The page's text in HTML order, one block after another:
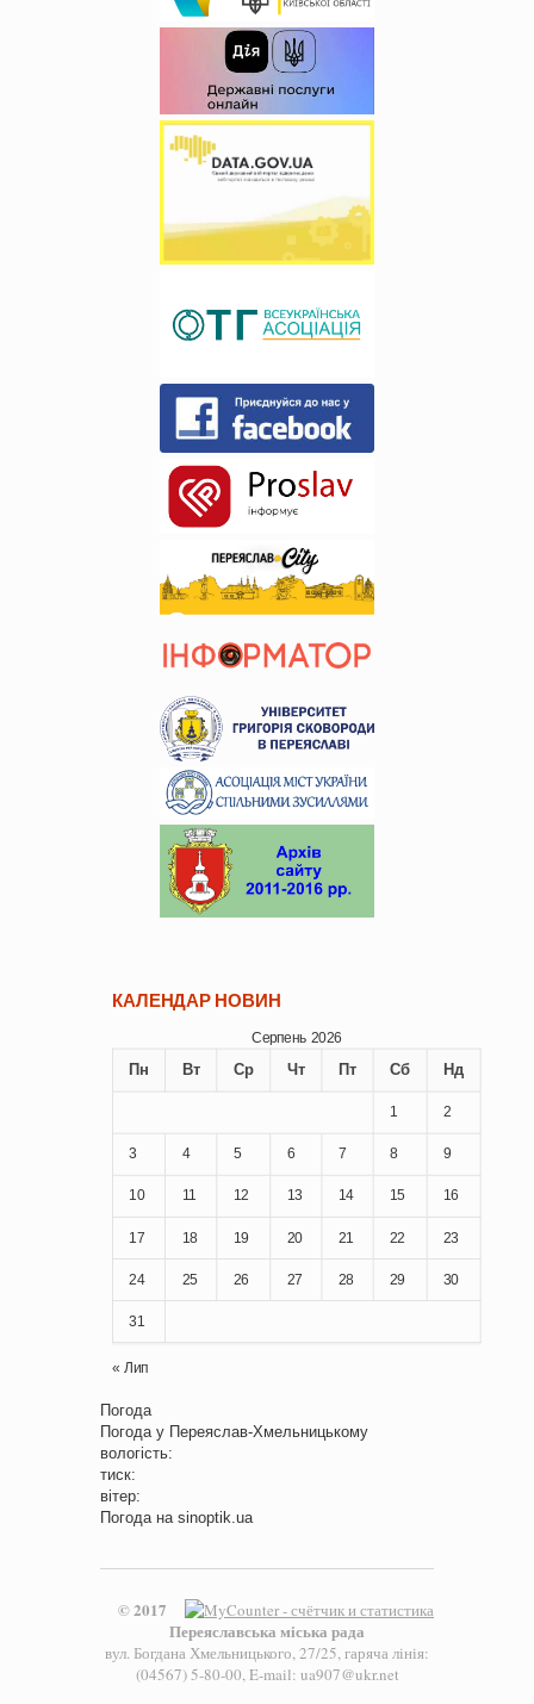
КАЛЕНДАР НОВИН
Серпень 2026
Пн Вт Ср Чт Пт Сб Нд
1 2
3 4 5 6 7 8 9
10 11 12 13 14 15 16
17 18 19 20 21 22 23
24 25 26 27 28 29 30
31
« Лип
Погода
Погода у Переяслав-Хмельницькому
вологість:
тиск:
вітер:
Погода на sinoptik.ua
© 2017
Переяславська міська рада
вул. Богдана Хмельницького, 27/25, гаряча лінія:
(04567) 5-80-00, E-mail: ua907@ukr.net